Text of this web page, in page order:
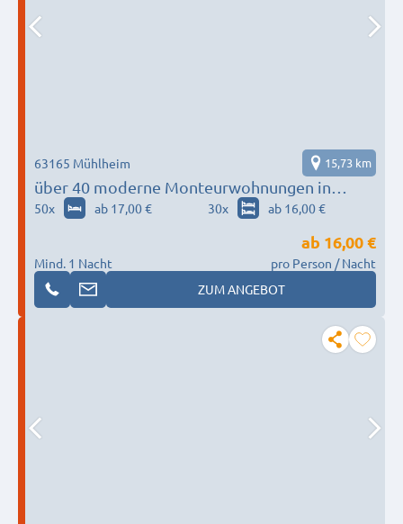
über 40 moderne Monteurwohnungen in
Offenbach
63165 Mühlheim 15,73 km
50x ab 17,00 € 30x ab 16,00 €
Mind. 1 Nacht
ab 16,00 €
pro Person / Nacht
ZUM ANGEBOT